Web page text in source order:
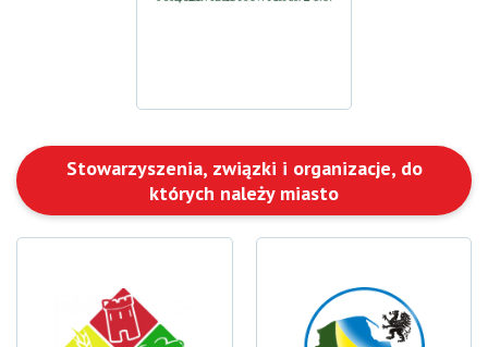
Stowarzyszenia, związki i organizacje, do
których należy miasto